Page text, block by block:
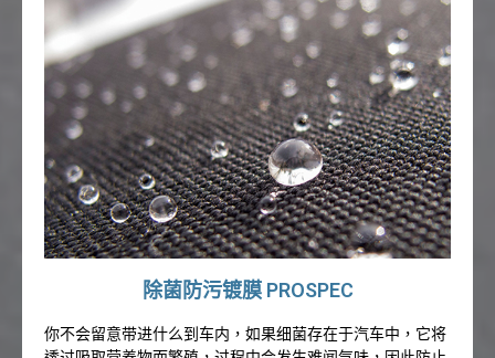
除菌防污镀膜 PROSPEC
你不会留意带进什么到车内，如果细菌存在于汽车中，它将